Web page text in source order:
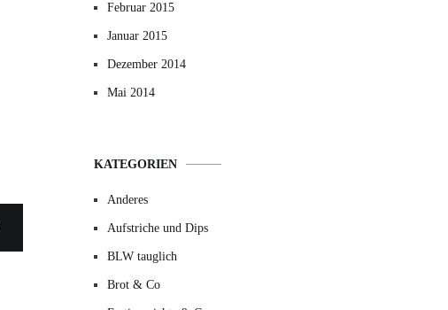
Februar 2015
Januar 2015
Dezember 2014
Mai 2014
KATEGORIEN
Anderes
Aufstriche und Dips
BLW tauglich
Brot & Co